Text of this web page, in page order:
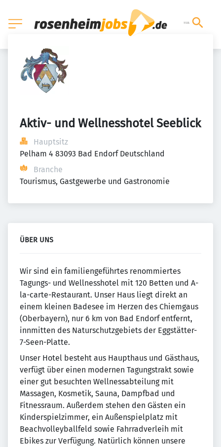
Aktiv- und Wellnesshotel Seeblick
Hauptsitz
Pelham 4 83093 Bad Endorf Deutschland
Branche
Tourismus, Gastgewerbe und Gastronomie
ÜBER UNS
Wir sind ein familiengeführtes renommiertes
Tagungs- und Wellnesshotel mit 120 Betten und A-
la-carte-Restaurant. Unser Haus liegt direkt an
einem kleinen Badesee im Herzen des Chiemgaus
(Oberbayern), nur 6 km von Bad Endorf entfernt,
innmitten des Naturschutzgebiets der Eggstätter-
7-Seen-Platte.
Unser Hotel besteht aus Haupthaus und Gästhaus,
verfügt über einen modernen Tagungstrakt sowie
einer gut besuchten Wellnessabteilung mit
Massagen, Kosmetik, Sauna, Dampfbad und
Fitnessraum. Außerdem stehen den Gästen ein
Kinderspielzimmer, ein Außenspielplatz mit
Beachvolleyballfeld sowie Fahrradverleih mit
Ebikes zur Verfügung. Natürlich können unsere